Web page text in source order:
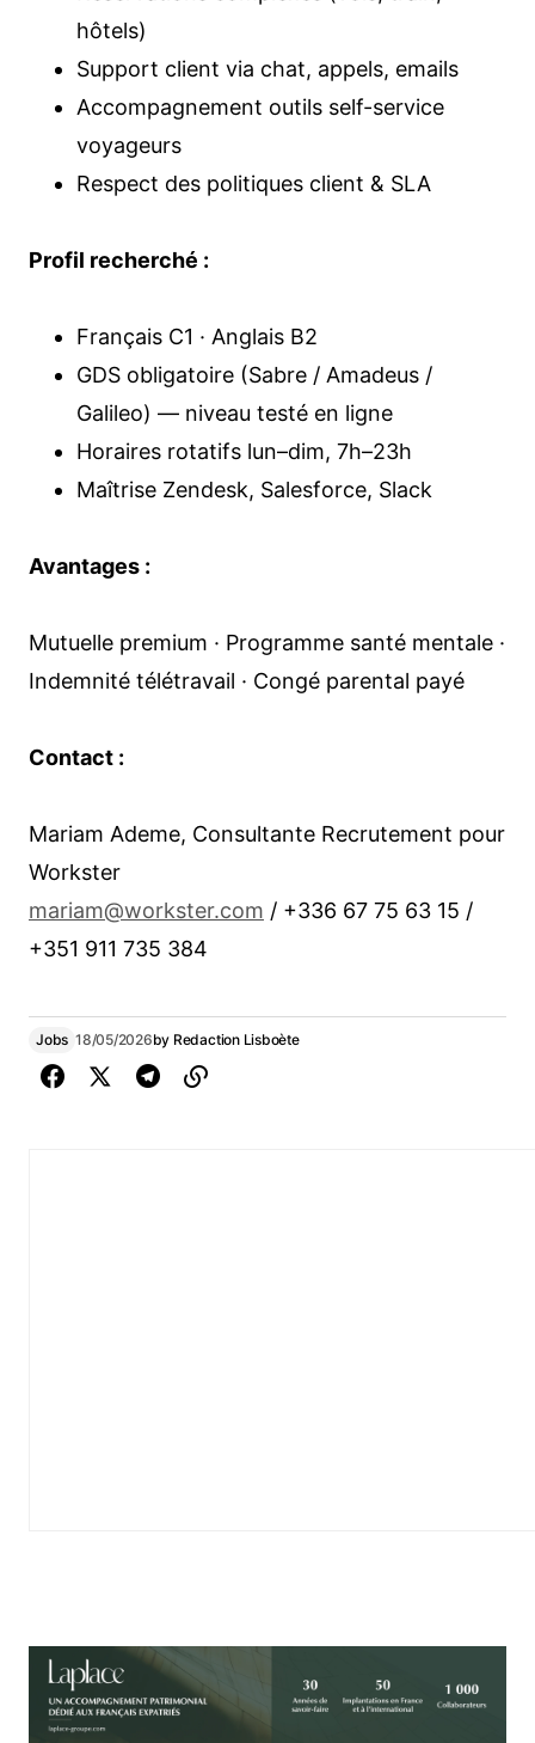
hôtels)
Support client via chat, appels, emails
Accompagnement outils self-service
voyageurs
Respect des politiques client & SLA
Profil recherché :
Français C1 · Anglais B2
GDS obligatoire (Sabre / Amadeus /
Galileo) — niveau testé en ligne
Horaires rotatifs lun–dim, 7h–23h
Maîtrise Zendesk, Salesforce, Slack
Avantages :
Mutuelle premium · Programme santé mentale ·
Indemnité télétravail · Congé parental payé
Contact :
Mariam Ademe, Consultante Recrutement pour
Workster
mariam@workster.com / +336 67 75 63 15 /
+351 911 735 384
Jobs 18/05/2026by Redaction Lisboète